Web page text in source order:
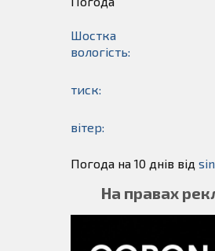
Шостка
вологість:
тиск:
вітер:
Погода на 10 днів від
На правах